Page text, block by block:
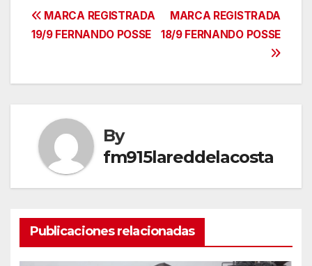
Navegación
de
entradas
MARCA REGISTRADA
18/9 FERNANDO POSSE
MARCA REGISTRADA
19/9 FERNANDO POSSE
By
fm915lareddelacosta
Publicaciones relacionadas